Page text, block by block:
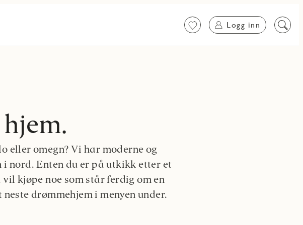
FavoritterLogg inn
Søk
på
eller omegn? Vi har moderne og
nord. Enten du er på utkikk etter et
kjøpe noe som står ferdig om en
drømmehjem i menyen under.